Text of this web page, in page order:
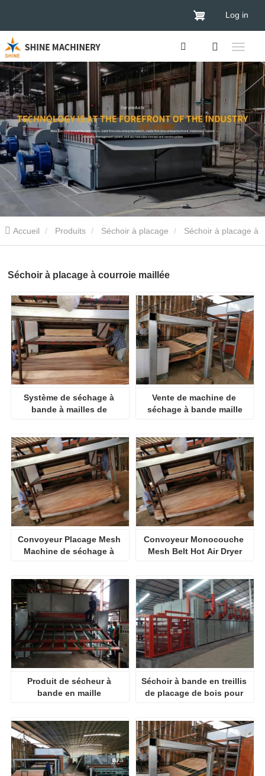
Log in
Accueil Produits Séchoir à placage
Séchoir à placage à courroie maillée
Système de séchage à
bande à mailles de
Vente de machine de
séchage à bande maille
Convoyeur Placage Mesh
Machine de séchage à
Convoyeur Monocouche
Mesh Belt Hot Air Dryer
Produit de sécheur à
bande en maille
Séchoir à bande en treillis
de placage de bois pour